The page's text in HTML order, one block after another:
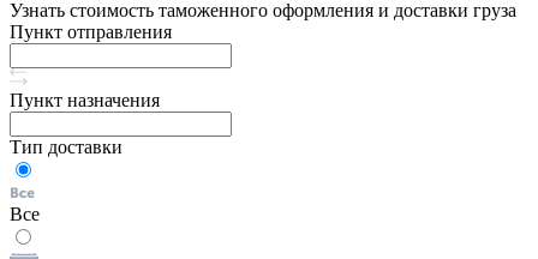
Узнать стоимость таможенного оформления и доставки груза
Пункт отправления
Пункт назначения
Тип доставки
Все